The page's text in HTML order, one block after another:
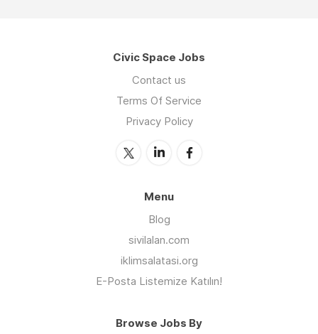
Civic Space Jobs
Contact us
Terms Of Service
Privacy Policy
Menu
Blog
sivilalan.com
iklimsalatasi.org
E-Posta Listemize Katılın!
Browse Jobs By